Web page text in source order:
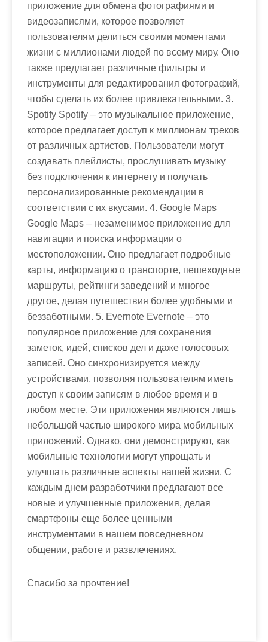
приложение для обмена фотографиями и
видеозаписями, которое позволяет
пользователям делиться своими моментами
жизни с миллионами людей по всему миру. Оно
также предлагает различные фильтры и
инструменты для редактирования фотографий,
чтобы сделать их более привлекательными. 3.
Spotify Spotify – это музыкальное приложение,
которое предлагает доступ к миллионам треков
от различных артистов. Пользователи могут
создавать плейлисты, прослушивать музыку
без подключения к интернету и получать
персонализированные рекомендации в
соответствии с их вкусами. 4. Google Maps
Google Maps – незаменимое приложение для
навигации и поиска информации о
местоположении. Оно предлагает подробные
карты, информацию о транспорте, пешеходные
маршруты, рейтинги заведений и многое
другое, делая путешествия более удобными и
беззаботными. 5. Evernote Evernote – это
популярное приложение для сохранения
заметок, идей, списков дел и даже голосовых
записей. Оно синхронизируется между
устройствами, позволяя пользователям иметь
доступ к своим записям в любое время и в
любом месте. Эти приложения являются лишь
небольшой частью широкого мира мобильных
приложений. Однако, они демонстрируют, как
мобильные технологии могут упрощать и
улучшать различные аспекты нашей жизни. С
каждым днем разработчики предлагают все
новые и улучшенные приложения, делая
смартфоны еще более ценными
инструментами в нашем повседневном
общении, работе и развлечениях.
Спасибо за прочтение!